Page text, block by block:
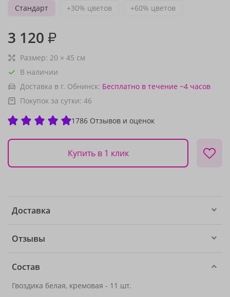
Стандарт
+30% цветов +60% цветов
3 120 ₽
Размер: 20 × 45 см
В наличии
Доставка в г. Обнинск: Бесплатно в течение ~4 часов
Покупок за сутки: 46
1786 Отзывов и оценок
Купить в 1 клик
Доставка
Отзывы
Состав
Гвоздика белая, кремовая - 11 шт.